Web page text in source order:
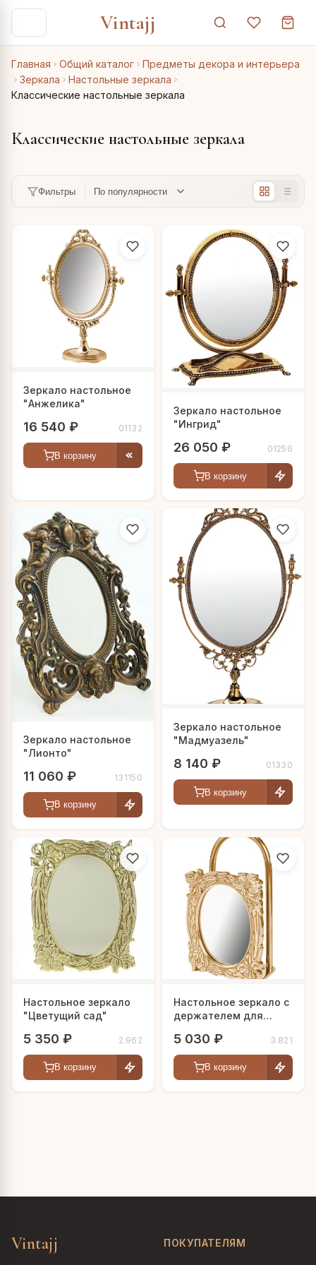
Vintajj
Главная Общий каталог
Предметы декора и интерьера
Зеркала
Настольные зеркала
Классические настольные зеркала
Классические настольные зеркала
Фильтры
Зеркало настольное
"Анжелика"
16 540 ₽ 01132
В корзину
Зеркало настольное
"Ингрид"
26 050 ₽ 01256
В корзину
Зеркало настольное
"Лионто"
11 060 ₽ 131150
В корзину
Зеркало настольное
"Мадмуазель"
8 140 ₽ 01330
В корзину
Настольное зеркало
"Цветущий сад"
5 350 ₽ 2.962
В корзину
Настольное зеркало с
держателем для
5 030 ₽ 3.821
В корзину
Vintajj ПОКУПАТЕЛЯМ